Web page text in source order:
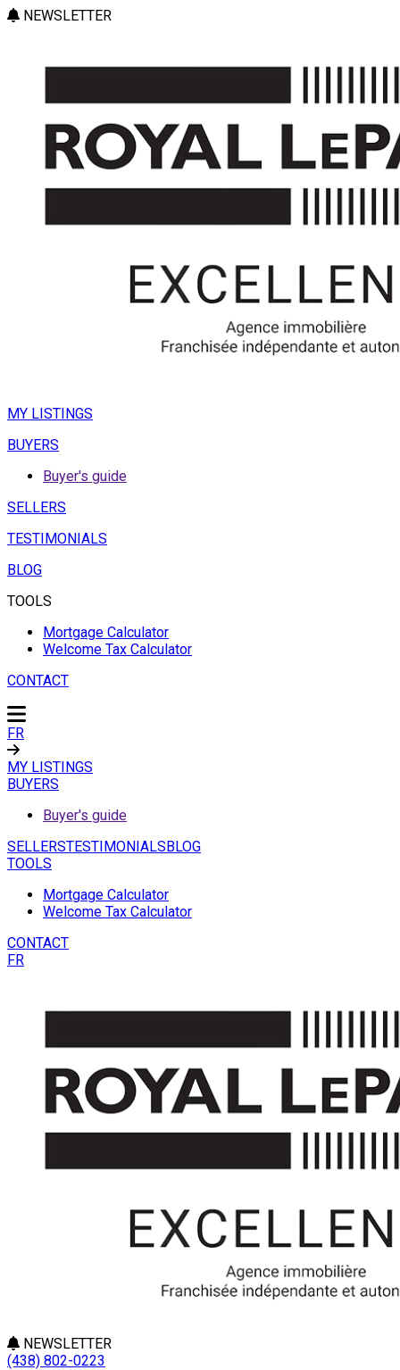
NEWSLETTER
MY LISTINGS
BUYERS
Buyer's guide
SELLERS
TESTIMONIALS
BLOG
TOOLS
Mortgage Calculator
Welcome Tax Calculator
CONTACT
FR
MY LISTINGS
BUYERS
Buyer's guide
SELLERSTESTIMONIALSBLOG
TOOLS
Mortgage Calculator
Welcome Tax Calculator
CONTACT
FR
NEWSLETTER
(438) 802-0223